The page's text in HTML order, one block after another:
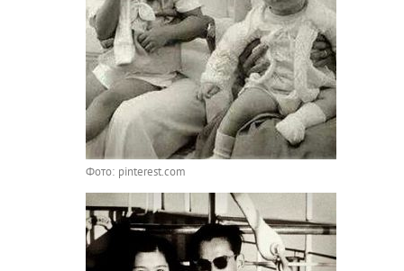
Фото: pinterest.com